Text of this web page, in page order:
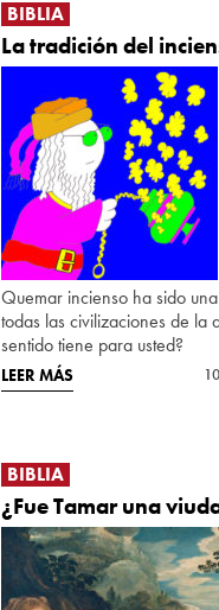
BIBLIA
La tradición del
Quemar incienso ha sido
todas las civilizaciones de la
sentido tiene para usted?
LEER MÁS
BIBLIA
¿Fue Tamar una